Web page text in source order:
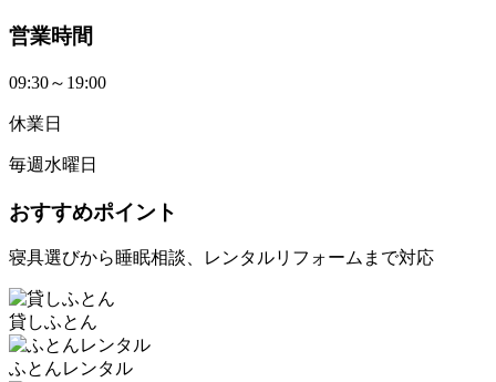
営業時間
09:30～19:00
休業日
毎週水曜日
おすすめポイント
寝具選びから睡眠相談、レンタルリフォームまで対応
貸しふとん
ふとんレンタル